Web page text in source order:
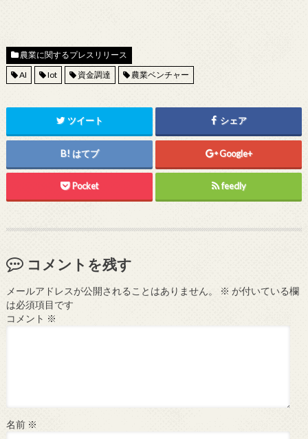
農業に関するプレスリリース
AI
Iot 資金調達 農業ベンチャー
ツイート シェア
はてブ Google+
Pocket feedly
コメントを残す
メールアドレスが公開されることはありません。 ※ が付いている欄
は必須項目です
コメント ※
名前 ※